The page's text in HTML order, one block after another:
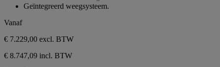
Geïntegreerd weegsysteem.
Vanaf
€ 7.229,00 excl. BTW
€ 8.747,09 incl. BTW